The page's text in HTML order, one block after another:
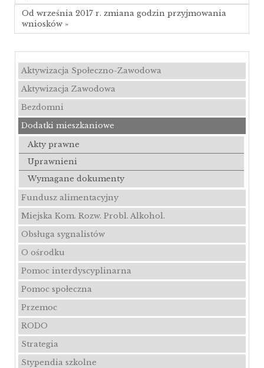
Od września 2017 r. zmiana godzin przyjmowania
wniosków »
Aktywizacja Społeczno-Zawodowa
Aktywizacja Zawodowa
Bezdomni
Dodatki mieszkaniowe
Akty prawne
Uprawnieni
Wymagane dokumenty
Fundusz alimentacyjny
Miejska Kom. Rozw. Probl. Alkohol.
Obsługa sygnalistów
O ośrodku
Pomoc interdyscyplinarna
Pomoc społeczna
Przemoc
RODO
Strategia
Stypendia szkolne